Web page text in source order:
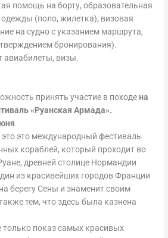
помощь на борту, образовательная
(поло, жилетка), визовая
на судно с указанием маршрута,
бронирования).
авиабилеты, визы.
принять участие в походена
«Руанская Армада».
это международный фестиваль
кораблей, который проходит во
древней столице Нормандии
из красивейших городов Франции
берегу Сены и знаменит своим
тем, что здесь была казнена
только показ самых красивых